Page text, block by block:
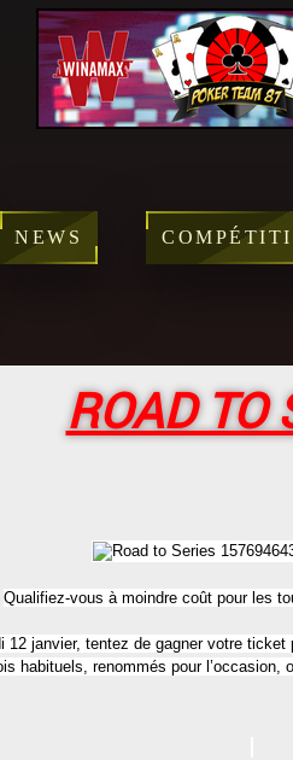
NEWS
ROAD TO
Qualifiez-vous à moindre coût pour les
12 janvier, tentez de gagner votre
habituels, renommés pour l’occasion,